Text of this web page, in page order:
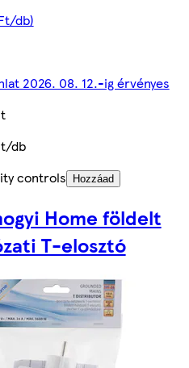
db)
2026. 08. 12.-ig érvényes
db
controls
Hozzáad
Home földelt
T-elosztó